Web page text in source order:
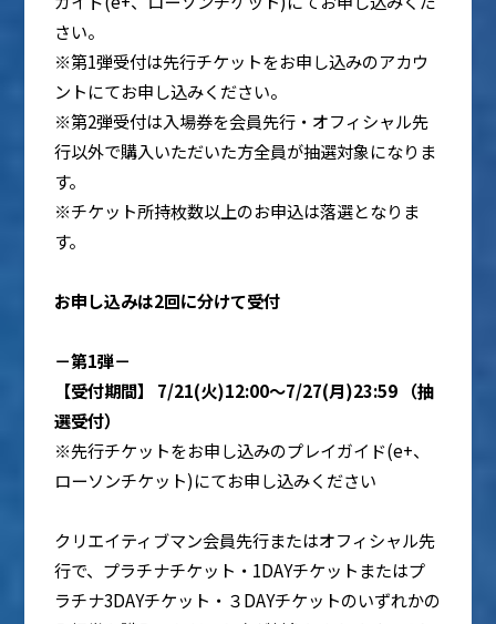
さい。
※第1弾受付は先行チケットをお申し込みのアカウ
ントにてお申し込みください。
※第2弾受付は入場券を会員先行・オフィシャル先
行以外で購入いただいた方全員が抽選対象になりま
す。
※チケット所持枚数以上のお申込は落選となりま
す。
お申し込みは2回に分けて受付
－第1弾－
【受付期間】 7/21(火)12:00～7/27(月)23:59 （抽
選受付）
※先行チケットをお申し込みのプレイガイド(e+、
ローソンチケット)にてお申し込みください
クリエイティブマン会員先行またはオフィシャル先
行で、プラチナチケット・1DAYチケットまたはプ
ラチナ3DAYチケット・３DAYチケットのいずれかの